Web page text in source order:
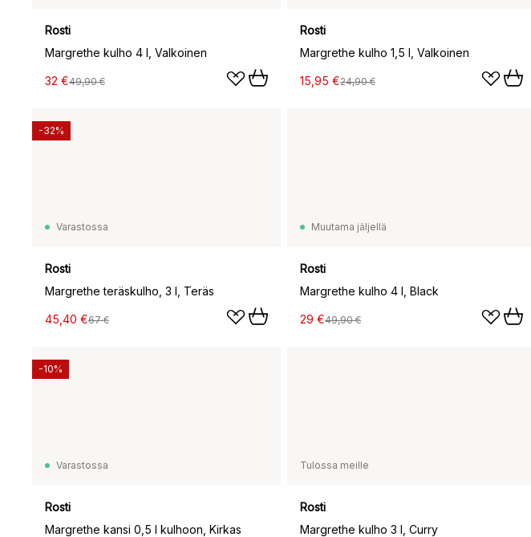
Rosti
Margrethe kulho 4 l, Valkoinen
32 €49,90 €
Rosti
Margrethe kulho 1,5 l, Valkoinen
15,95 €24,90 €
Varastossa
Rosti
Margrethe teräskulho, 3 l, Teräs
45,40 €67 €
-32%
Muutama jäljellä
Rosti
Margrethe kulho 4 l, Black
29 €49,90 €
Varastossa
Rosti
Margrethe kansi 0,5 l kulhoon, Kirkas
-10%
Tulossa meille
Rosti
Margrethe kulho 3 l, Curry